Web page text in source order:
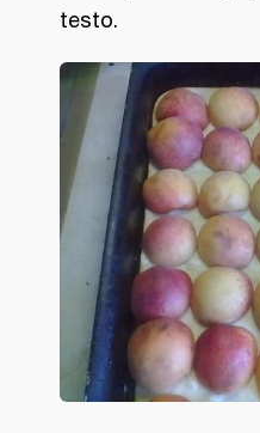
testo.